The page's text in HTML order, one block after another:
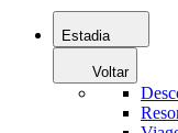
Estadia
Voltar